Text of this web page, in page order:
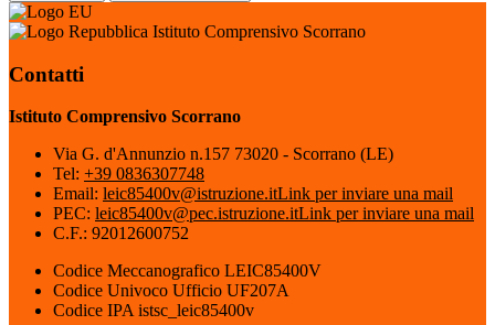
Istituto Comprensivo Scorrano
Contatti
Istituto Comprensivo Scorrano
Via G. d'Annunzio n.157 73020 - Scorrano (LE)
Tel: +39 0836307748
Email: leic85400v@istruzione.itLink per inviare una mail
PEC: leic85400v@pec.istruzione.itLink per inviare una mail
C.F.: 92012600752
Codice Meccanografico LEIC85400V
Codice Univoco Ufficio UF207A
Codice IPA istsc_leic85400v